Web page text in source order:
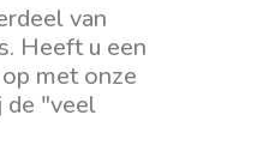
van
Heeft u een
met onze
de "veel